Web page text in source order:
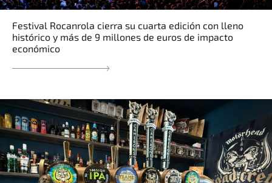
Festival Rocanrola cierra su cuarta edición con lleno
histórico y más de 9 millones de euros de impacto
económico